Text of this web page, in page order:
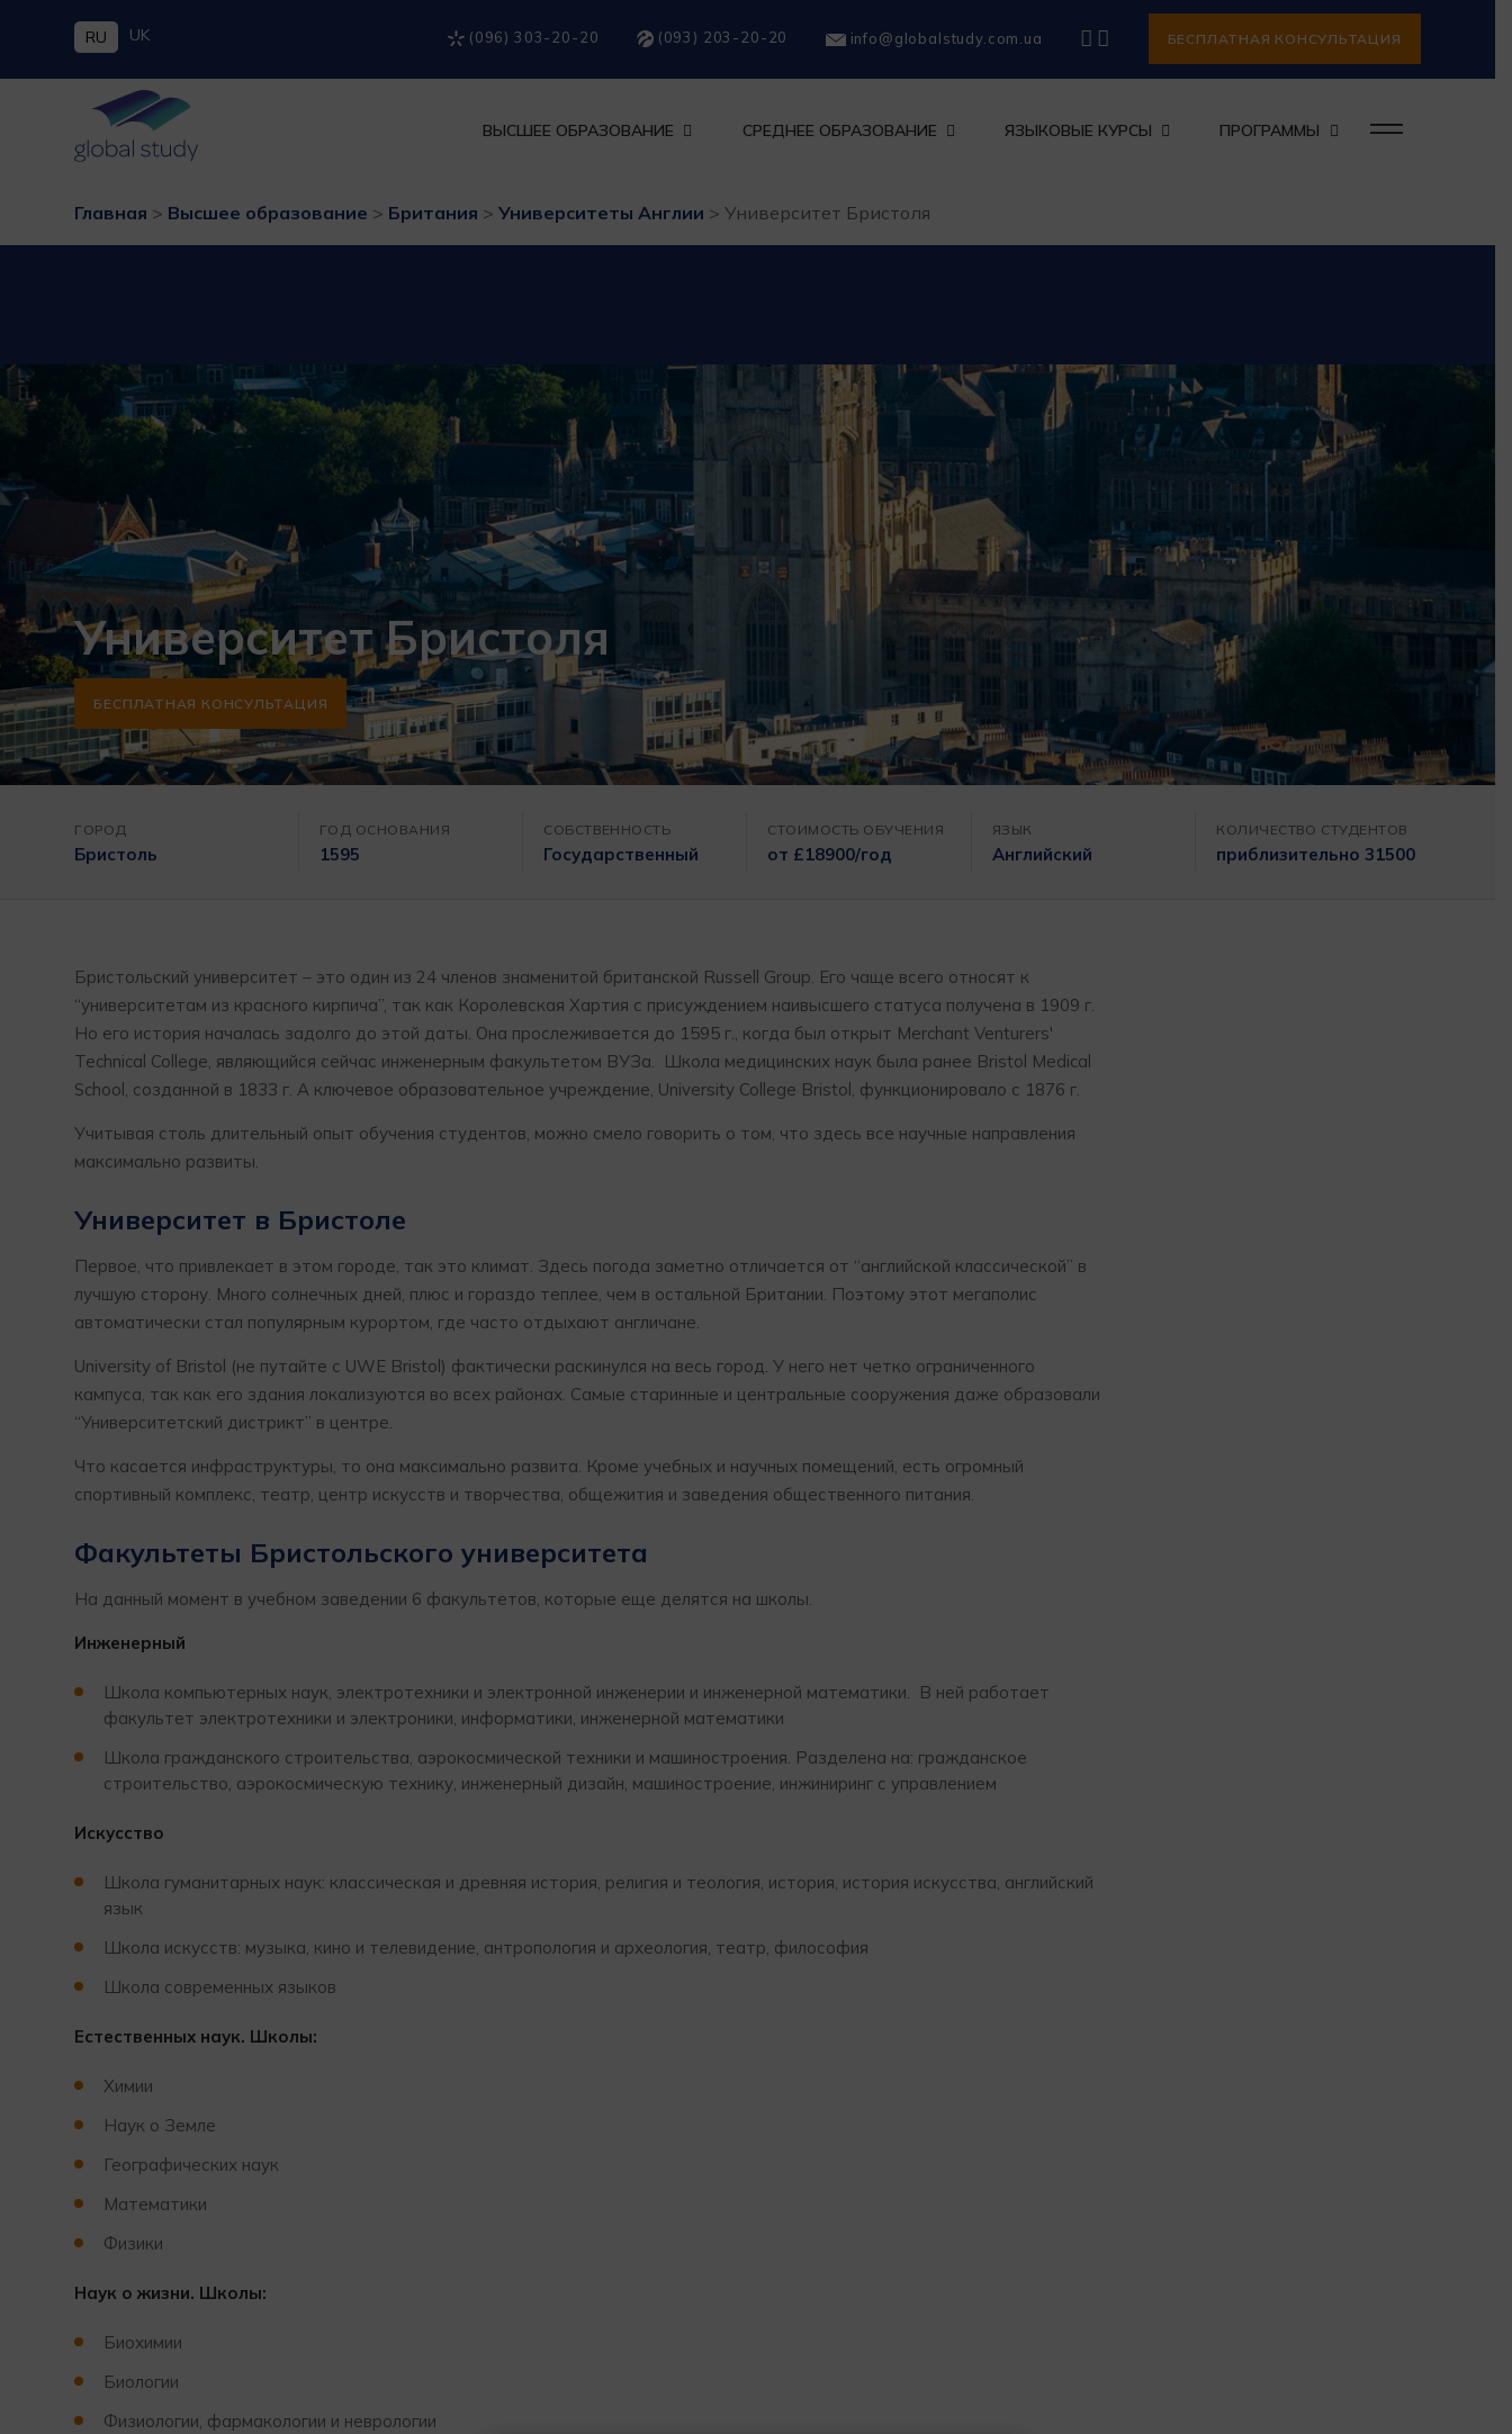
RU UK (096) 303-20-20 (093) 203-20-20 info@globalstudy.com.ua БЕСПЛАТНАЯ КОНСУЛЬТАЦИЯ
ВЫСШЕЕ ОБРАЗОВАНИЕ СРЕДНЕЕ ОБРАЗОВАНИЕ ЯЗЫКОВЫЕ КУРСЫ ПРОГРАММЫ
Главная > Высшее образование > Британия >Университеты Англии >Университет Бристоля
Университет Бристоля
БЕСПЛАТНАЯ КОНСУЛЬТАЦИЯ
ГОРОД
Бристоль
ГОД ОСНОВАНИЯ
1595
СОБСТВЕННОСТЬ
Государственный
СТОИМОСТЬ ОБУЧЕНИЯ
от £18900/год
ЯЗЫК
Английский
КОЛИЧЕСТВО СТУДЕНТОВ
приблизительно 31500
Бристольский университет – это один из 24 членов знаменитой британской Russell Group. Его чаще всего относят к
“университетам из красного кирпича”, так как Королевская Хартия с присуждением наивысшего статуса получена в 1909 г.
Но его история началась задолго до этой даты. Она прослеживается до 1595 г., когда был открыт Merchant Venturers'
Technical College, являющийся сейчас инженерным факультетом ВУЗа. Школа медицинских наук была ранее Bristol Medical
School, созданной в 1833 г. А ключевое образовательное учреждение, University College Bristol, функционировало с 1876 г.
Учитывая столь длительный опыт обучения студентов, можно смело говорить о том, что здесь все научные направления
максимально развиты.
Университет в Бристоле
Первое, что привлекает в этом городе, так это климат. Здесь погода заметно отличается от “английской классической” в
лучшую сторону. Много солнечных дней, плюс и гораздо теплее, чем в остальной Британии. Поэтому этот мегаполис
автоматически стал популярным курортом, где часто отдыхают англичане.
University of Bristol (не путайте с UWE Bristol) фактически раскинулся на весь город. У него нет четко ограниченного
кампуса, так как его здания локализуются во всех районах. Самые старинные и центральные сооружения даже образовали
“Университетский дистрикт” в центре.
Что касается инфраструктуры, то она максимально развита. Кроме учебных и научных помещений, есть огромный
спортивный комплекс, театр, центр искусств и творчества, общежития и заведения общественного питания.
Факультеты Бристольского университета
На данный момент в учебном заведении 6 факультетов, которые еще делятся на школы.
Инженерный
Школа компьютерных наук, электротехники и электронной инженерии и инженерной математики. В ней работает
факультет электротехники и электроники, информатики, инженерной математики
Школа гражданского строительства, аэрокосмической техники и машиностроения. Разделена на: гражданское
строительство, аэрокосмическую технику, инженерный дизайн, машиностроение, инжиниринг с управлением
Искусство
Школа гуманитарных наук: классическая и древняя история, религия и теология, история, история искусства, английский
язык
Школа искусств: музыка, кино и телевидение, антропология и археология, театр, философия
Школа современных языков
Естественных наук. Школы:
Химии
Наук о Земле
Географических наук
Математики
Физики
Наук о жизни. Школы:
Биохимии
Биологии
Физиологии, фармакологии и неврологии